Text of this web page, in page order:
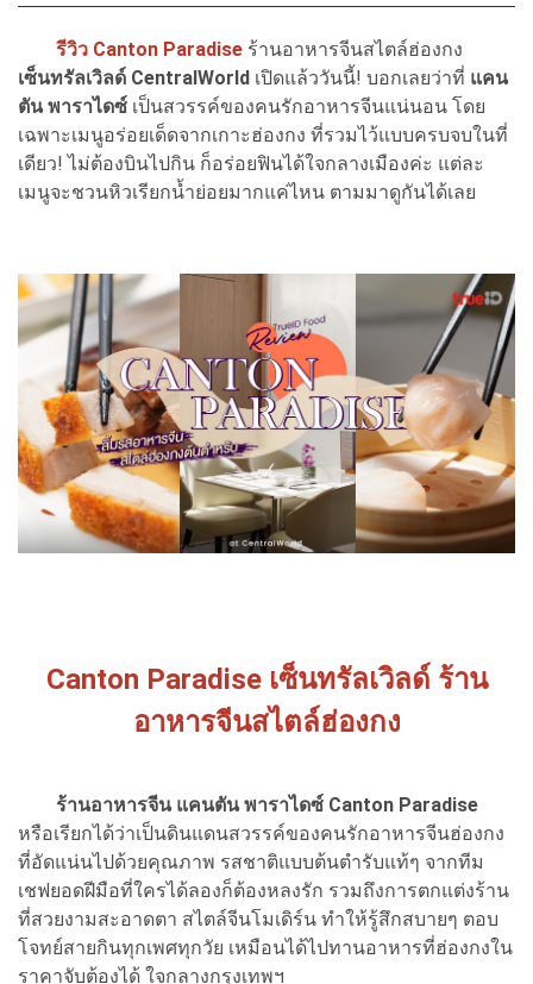
รีวิว Canton Paradise ร้านอาหารจีนสไตล์ฮ่องกง
เซ็นทรัลเวิลด์ CentralWorld เปิดแล้ววันนี้! บอกเลยว่าที่ แคน
ตัน พาราไดซ์ เป็นสวรรค์ของคนรักอาหารจีนแน่นอน โดย
เฉพาะเมนูอร่อยเด็ดจากเกาะฮ่องกง ที่รวมไว้แบบครบจบในที่
เดียว! ไม่ต้องบินไปกิน ก็อร่อยฟินได้ใจกลางเมืองค่ะ แต่ละ
เมนูจะชวนหิวเรียกน้ำย่อยมากแค่ไหน ตามมาดูกันได้เลย
Canton Paradise เซ็นทรัลเวิลด์ ร้าน
อาหารจีนสไตล์ฮ่องกง
ร้านอาหารจีน แคนตัน พาราไดซ์ Canton Paradise
หรือเรียกได้ว่าเป็นดินแดนสวรรค์ของคนรักอาหารจีนฮ่องกง
ที่อัดแน่นไปด้วยคุณภาพ รสชาติแบบต้นตำรับแท้ๆ จากทีม
เชฟยอดฝีมือที่ใครได้ลองก็ต้องหลงรัก รวมถึงการตกแต่งร้าน
ที่สวยงามสะอาดตา สไตล์จีนโมเดิร์น ทำให้รู้สึกสบายๆ ตอบ
โจทย์สายกินทุกเพศทุกวัย เหมือนได้ไปทานอาหารที่ฮ่องกงใน
ราคาจับต้องได้ ใจกลางกรุงเทพฯ